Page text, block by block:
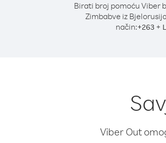
Birati broj pomoću Viber
Zimbabve iz
način:+263 +
Viber Out